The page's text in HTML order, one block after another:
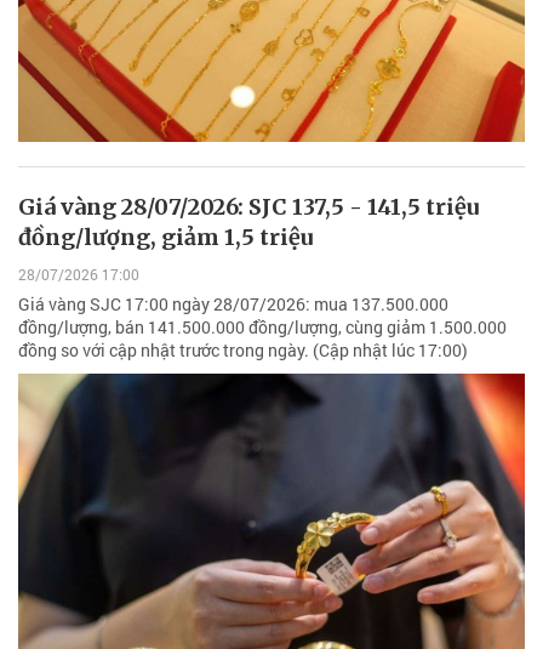
Giá vàng 28/07/2026: SJC 137,5 - 141,5 triệu
đồng/lượng, giảm 1,5 triệu
28/07/2026 17:00
Giá vàng SJC 17:00 ngày 28/07/2026: mua 137.500.000
đồng/lượng, bán 141.500.000 đồng/lượng, cùng giảm 1.500.000
đồng so với cập nhật trước trong ngày. (Cập nhật lúc 17:00)